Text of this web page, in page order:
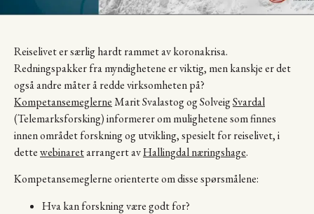
Reiselivet er særlig hardt rammet av koronakrisa.
Redningspakker fra myndighetene er viktig, men kanskje er det
også andre måter å redde virksomheten på?
KompetansemeglerneMarit Svalastog og SolveigSvardal
(Telemarksforsking) informerer om mulighetene som finnes
innen området forskning og utvikling, spesielt for reiselivet, i
dettewebinaretarrangert avHallingdal næringshage.
Kompetansemeglerne orienterte om disse spørsmålene:
Hva kan forskning være godt for?